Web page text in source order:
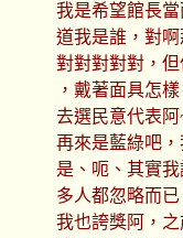
我是希望館長
道我是誰，對
對對對對對，
，戴著面具怎
去選民意代表
再來是藍綠吧
是、呃、其實
多人都忽略而
我也誇獎阿，